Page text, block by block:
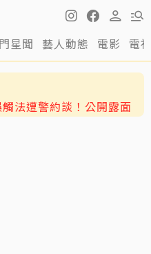
星聞 藝人動態 電影 電
法遭警約談！公開露面